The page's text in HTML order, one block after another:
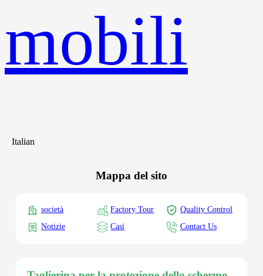
mobili
Italian
Mappa del sito
società Factory Tour
Quality Control
Notizie
Casi Contact Us